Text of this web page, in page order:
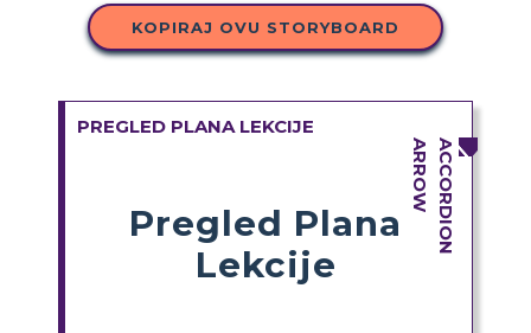
KOPIRAJ OVU STORYBOARD
PREGLED PLANA LEKCIJE
Pregled Plana
Lekcije